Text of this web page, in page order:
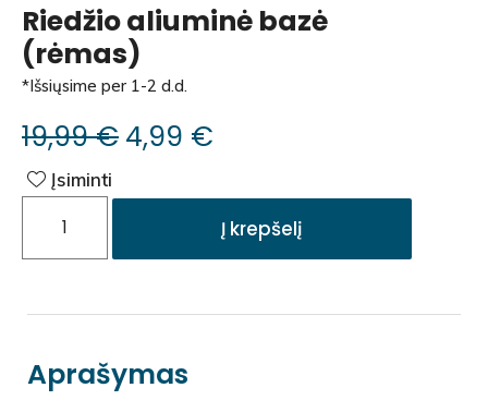
Riedžio aliuminė bazė
(rėmas)
*Išsiųsime per 1-2 d.d.
19,99€ 4,99 €
Įsiminti
Į krepšelį
Aprašymas